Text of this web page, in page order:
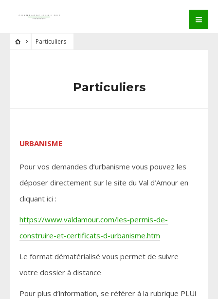
Particuliers
Particuliers
URBANISME
Pour vos demandes d’urbanisme vous pouvez les
déposer directement sur le site du Val d’Amour en
cliquant ici :
https://www.valdamour.com/les-permis-de-
construire-et-certificats-d-urbanisme.htm
Le format dématérialisé vous permet de suivre
votre dossier à distance
Pour plus d’information, se référer à la rubrique PLUi